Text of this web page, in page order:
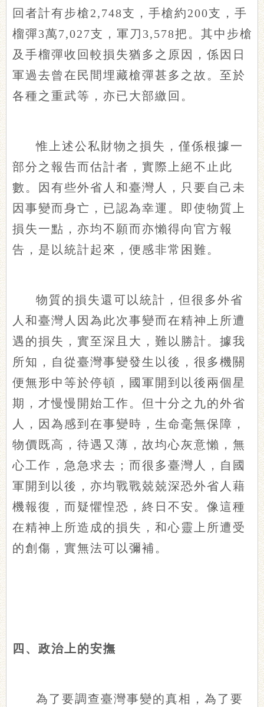
回者計有步槍2,748支，手槍約200支，手
榴彈3萬7,027支，軍刀3,578把。其中步槍
及手榴彈收回較損失猶多之原因，係因日
軍過去曾在民間埋藏槍彈甚多之故。至於
各種之重武等，亦已大部繳回。
惟上述公私財物之損失，僅係根據一
部分之報告而估計者，實際上絕不止此
數。因有些外省人和臺灣人，只要自己未
因事變而身亡，已認為幸運。即使物質上
損失一點，亦均不願而亦懶得向官方報
告，是以統計起來，便感非常困難。
物質的損失還可以統計，但很多外省
人和臺灣人因為此次事變而在精神上所遭
遇的損失，實至深且大，難以勝計。據我
所知，自從臺灣事變發生以後，很多機關
便無形中等於停頓，國軍開到以後兩個星
期，才慢慢開始工作。但十分之九的外省
人，因為感到在事變時，生命毫無保障，
物價既高，待遇又薄，故均心灰意懶，無
心工作，急急求去；而很多臺灣人，自國
軍開到以後，亦均戰戰兢兢深恐外省人藉
機報復，而疑懼惶恐，終日不安。像這種
在精神上所造成的損失，和心靈上所遭受
的創傷，實無法可以彌補。
四、政治上的安撫
為了要調查臺灣事變的真相，為了要